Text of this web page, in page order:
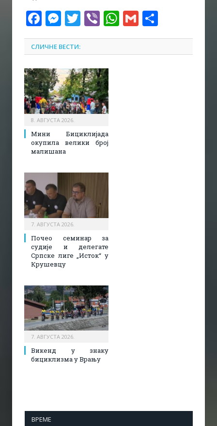
Facebook
Messenger
Twitter
ViberWhatsApp
Gmail
СЛИЧНЕ ВЕСТИ:
8. АВГУСТА 2026.
Мини Бициклијада
окупила велики број
малишана
7. АВГУСТА 2026.
Почео семинар за
судије и делегате
Српске лиге „Исток“ у
Крушевцу
7. АВГУСТА 2026.
Викенд у знаку
бициклизма у Врању
ВРЕМЕ